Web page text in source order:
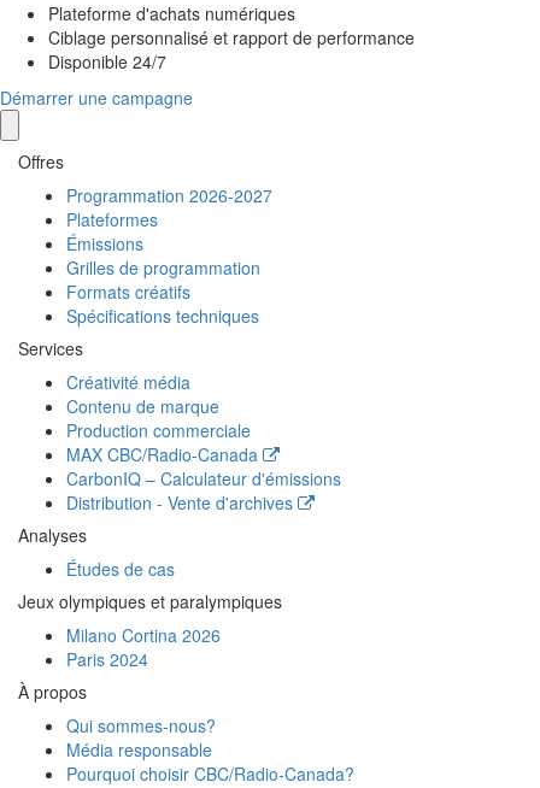
Plateforme d'achats numériques
Ciblage personnalisé et rapport de performance
Disponible 24/7
Démarrer une campagne
Offres
Programmation 2026-2027
Plateformes
Émissions
Grilles de programmation
Formats créatifs
Spécifications techniques
Services
Créativité média
Contenu de marque
Production commerciale
MAX CBC/Radio-Canada
CarbonIQ – Calculateur d'émissions
Distribution - Vente d'archives
Analyses
Études de cas
Jeux olympiques et paralympiques
Milano Cortina 2026
Paris 2024
À propos
Qui sommes-nous?
Média responsable
Pourquoi choisir CBC/Radio-Canada?